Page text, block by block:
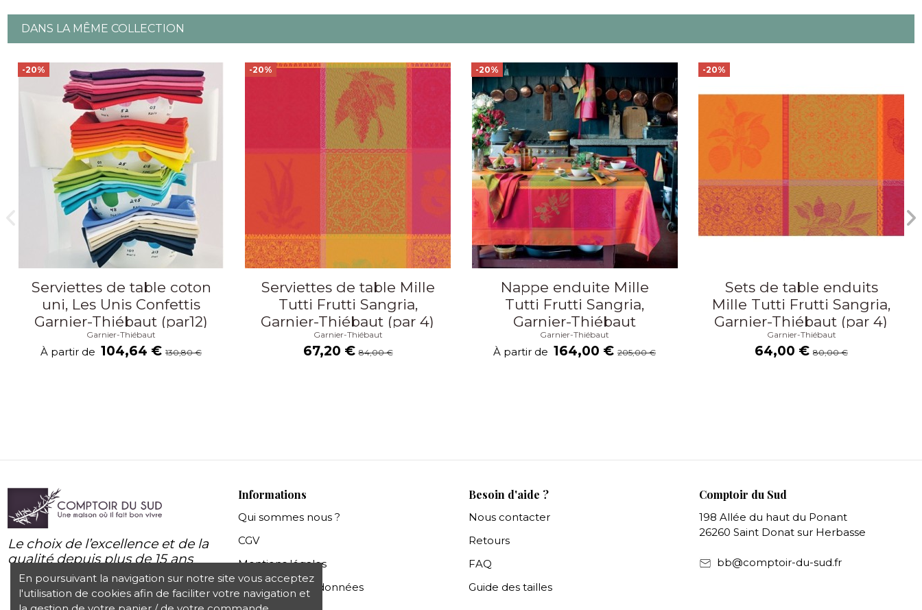
DANS LA MÊME COLLECTION
-20%
Serviettes de table coton
uni, Les Unis Confettis
Garnier-Thiébaut (par12)
Garnier-Thiébaut
À partir de 104,64 € 130,80 €
-20%
Serviettes de table Mille
Tutti Frutti Sangria,
Garnier-Thiébaut (par 4)
Garnier-Thiébaut
67,20 €84,00 €
-20%
Nappe enduite Mille
Tutti Frutti Sangria,
Garnier-Thiébaut
Garnier-Thiébaut
À partir de 164,00 € 205,00 €
-20%
Sets de table enduits
Mille Tutti Frutti Sangria,
Garnier-Thiébaut (par 4)
Garnier-Thiébaut
64,00 € 80,00 €
Le choix de l’excellence et de la
qualité depuis plus de 15 ans
Informations
Qui sommes nous ?
CGV
Mentions légales
Protection des données
Besoin d'aide ?
Nous contacter
Retours
FAQ
Guide des tailles
Comptoir du Sud
198 Allée du haut du Ponant
26260 Saint Donat sur Herbasse
bb@comptoir-du-sud.fr
En poursuivant la navigation sur notre site vous acceptez
l'utilisation de cookies afin de faciliter votre navigation et